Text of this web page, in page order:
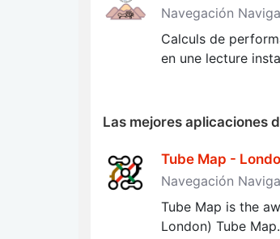
Navegación
Calculs de
en une lecture
Las mejores aplicaciones
Tube Map -
Navegación
Tube Map is the
London) Tube Map.